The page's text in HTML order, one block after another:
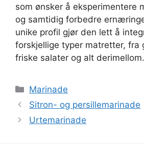
som ønsker å eksperimentere
og samtidig forbedre
unike profil gjør den lett å
forskjellige typer matretter, fra
friske salater og alt derimellom.
Kategorier
Marinade
Sitron- og persillemarinade
Urtemarinade